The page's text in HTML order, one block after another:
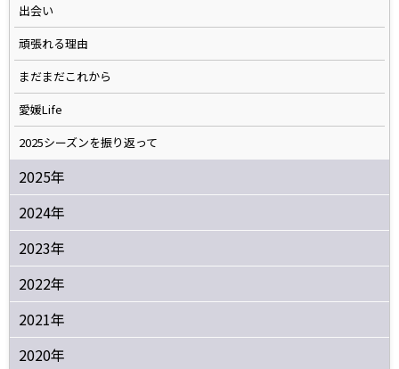
出会い
頑張れる理由
まだまだこれから
愛媛Life
2025シーズンを振り返って
2025年
2024年
2023年
2022年
2021年
2020年